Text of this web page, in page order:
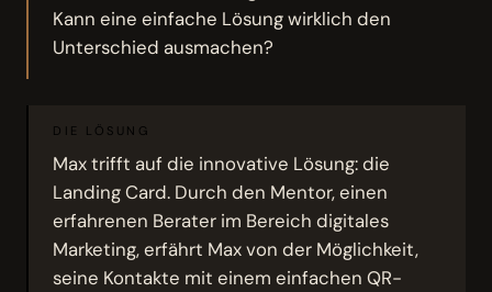
Kann eine einfache Lösung wirklich den
Unterschied ausmachen?
DIE LÖSUNG
Max trifft auf die innovative Lösung: die
Landing Card. Durch den Mentor, einen
erfahrenen Berater im Bereich digitales
Marketing, erfährt Max von der Möglichkeit,
seine Kontakte mit einem einfachen QR-